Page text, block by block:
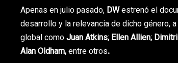
Apenas en julio pasado, DWestrenó el
desarrollo y la relevancia de dicho género,
global comoJuan Atkins; Ellen Allien;
Alan Oldham,entre otros.